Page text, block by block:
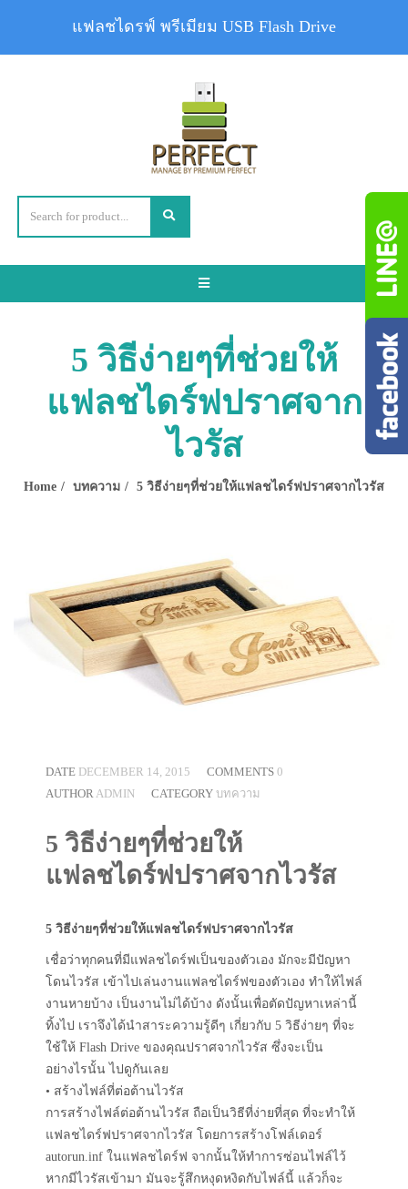
Toggle
5 วิธีง่ายๆที่ช่วยให้
แฟลชไดร์ฟปราศจาก
ไวรัส
Home บทความ 5 วิธีง่ายๆที่ช่วยให้แฟลชไดร์ฟปราศจากไวรัส
DATE DECEMBER 14, 2015 COMMENTS 0
AUTHORADMIN CATEGORY บทความ
5 วิธีง่ายๆที่ช่วยให้
แฟลชไดร์ฟปราศจากไวรัส
5 วิธีง่ายๆที่ช่วยให้แฟลชไดร์ฟปราศจากไวรัส
เชื่อว่าทุกคนที่มีแฟลชไดร์ฟเป็นของตัวเอง มักจะมีปัญหา
โดนไวรัส เข้าไปเล่นงานแฟลชไดร์ฟของตัวเอง ทำให้ไฟล์
งานหายบ้าง เป็นงานไม่ได้บ้าง ดังนั้นเพื่อตัดปัญหาเหล่านี้
ทิ้งไป เราจึงได้นำสาระความรู้ดีๆ เกี่ยวกับ 5 วิธีง่ายๆ ที่จะ
ใช้ให้ Flash Drive ของคุณปราศจากไวรัส ซึ่งจะเป็น
อย่างไรนั้น ไปดูกันเลย
• สร้างไฟล์ที่ต่อต้านไวรัส
การสร้างไฟล์ต่อต้านไวรัส ถือเป็นวิธีที่ง่ายที่สุด ที่จะทำให้
แฟลชไดร์ฟปราศจากไวรัส โดยการสร้างโฟล์เดอร์
autorun.inf ในแฟลชไดร์ฟ จากนั้นให้ทำการซ่อนไฟล์ไว้
หากมีไวรัสเข้ามา มันจะรู้สึกหงุดหงิดกับไฟล์นี้ แล้วก็จะ
แฟลชไดรฟ์ พรีเมียม USB Flash Drive